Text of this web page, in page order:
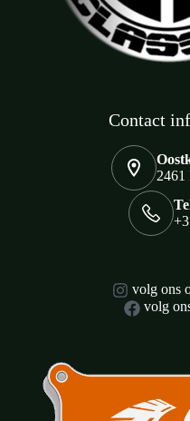
Contact
2461
volg ons
volg